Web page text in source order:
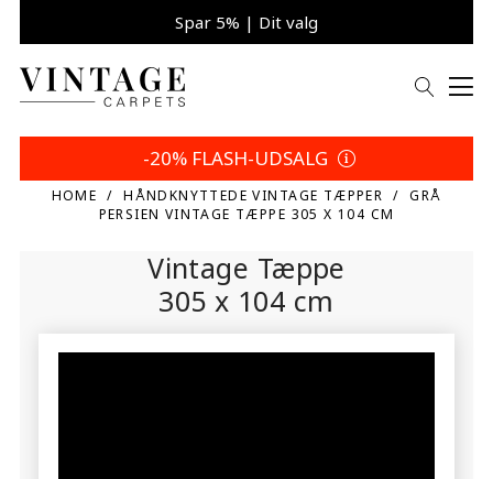
Spar 5% | Dit valg
-20% FLASH-UDSALG
HOME HÅNDKNYTTEDE VINTAGE TÆPPER
GRÅ
PERSIEN VINTAGE TÆPPE 305 X 104 CM
Vintage Tæppe
305 x 104 cm